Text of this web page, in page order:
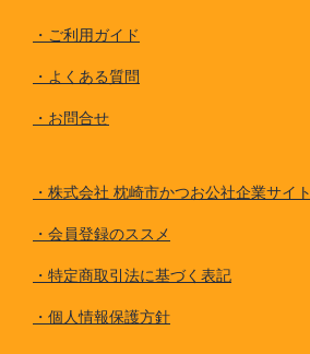
・ ご利用ガイド
・ よくある質問
・ お問合せ
・ 株式会社 枕崎市かつお公社企業サイト
・ 会員登録のススメ
・ 特定商取引法に基づく表記
・ 個人情報保護方針